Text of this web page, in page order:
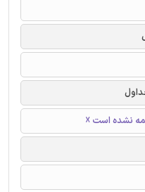
نشده است ☓